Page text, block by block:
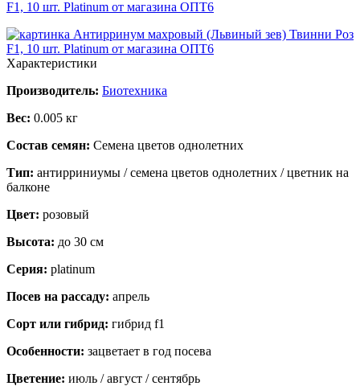
Характеристики
Производитель: Биотехника
Вес: 0.005 кг
Состав семян: Семена цветов однолетних
Тип: антирриниумы / семена цветов однолетних / цветник на
балконе
Цвет: розовый
Высота: до 30 см
Серия: platinum
Посев на рассаду: апрель
Сорт или гибрид: гибрид f1
Особенности: зацветает в год посева
Цветение: июль / август / сентябрь